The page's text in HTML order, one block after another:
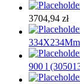
3704,94 zł
900 l